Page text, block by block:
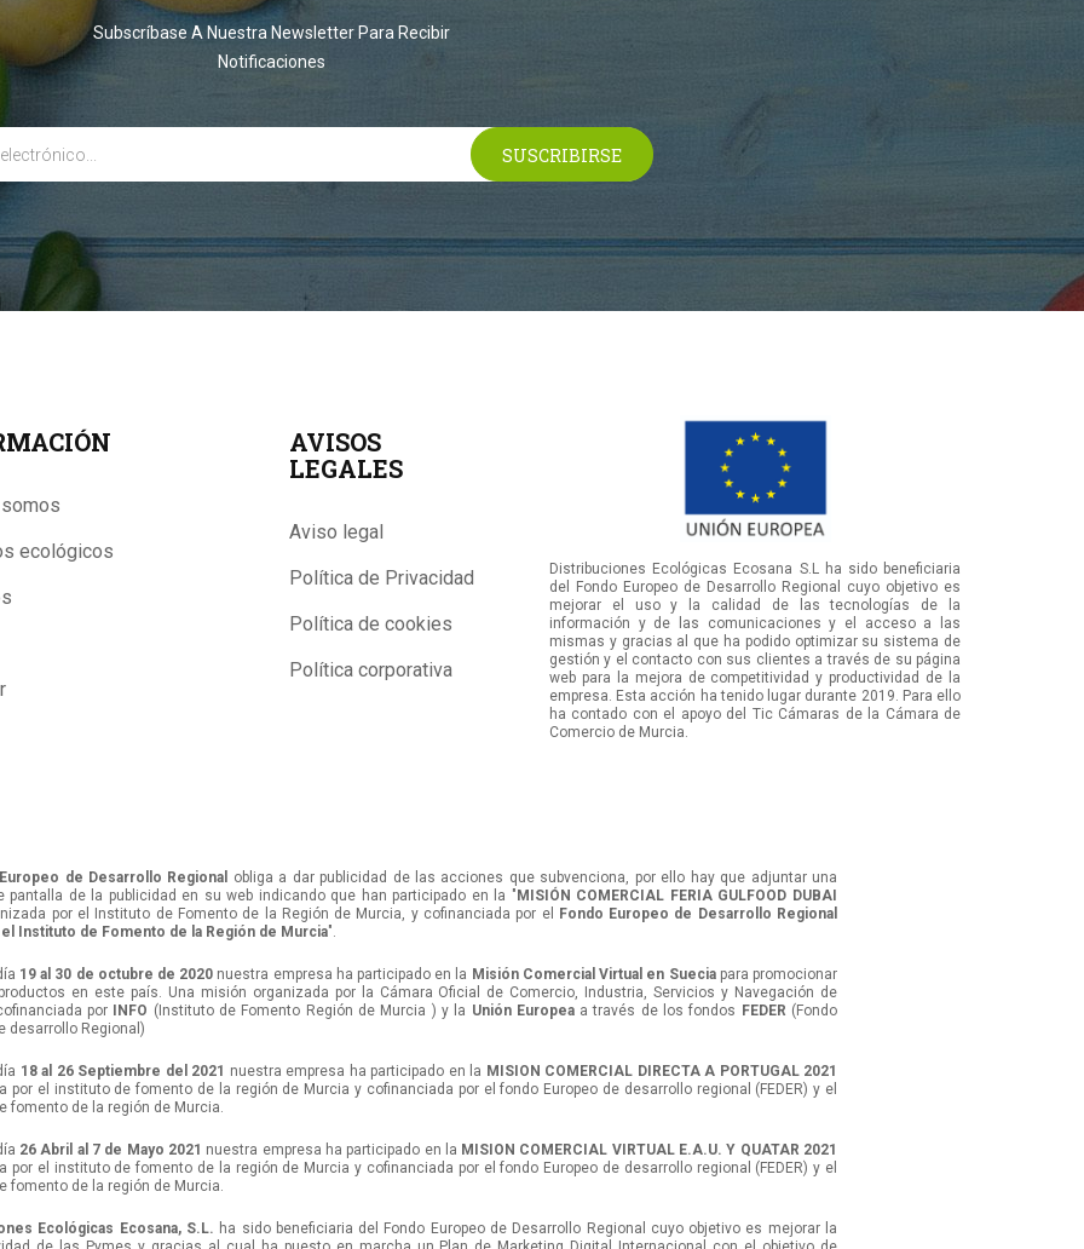
Subscríbase A Nuestra Newsletter Para Recibir
Notificaciones
ecológicos
AVISOS
LEGALES
Aviso legal
Política de Privacidad
Política de cookies
Política corporativa
Distribuciones Ecológicas Ecosana S.L ha sido beneficiaria
del Fondo Europeo de Desarrollo Regional cuyo objetivo es
mejorar el uso y la calidad de las tecnologías de la
información y de las comunicaciones y el acceso a las
mismas y gracias al que ha podido optimizar su sistema de
gestión y el contacto con sus clientes a través de su página
web para la mejora de competitividad y productividad de la
empresa. Esta acción ha tenido lugar durante 2019. Para ello
ha contado con el apoyo del Tic Cámaras de la Cámara de
Comercio de Murcia.
de Desarrollo Regional
obliga a dar publicidad de las acciones que subvenciona, por ello hay que adjuntar una
pantalla de la publicidad en su web indicando que han participado en la "MISIÓN COMERCIAL FERIA GULFOOD DUBAI
por el Instituto de Fomento de la Región de Murcia, y cofinanciada por el Fondo Europeo de Desarrollo Regional
el Instituto de Fomento de la Región de Murcia".
19 al 30 de octubre de 2020 nuestra empresa ha participado en la Misión Comercial Virtual en Sueciapara promocionar
en este país. Una misión organizada por la Cámara Oficial de Comercio, Industria, Servicios y Navegación de
por INFO (Instituto de Fomento Región de Murcia ) y la Unión Europeaa través de los fondos FEDER (Fondo
desarrollo Regional)
18 al 26 Septiembre del 2021 nuestra empresa ha participado en la MISION COMERCIAL DIRECTA A PORTUGAL 2021
por el instituto de fomento de la región de Murcia y cofinanciada por el fondo Europeo de desarrollo regional (FEDER) y el
fomento de la región de Murcia.
26 Abril al 7 de Mayo 2021 nuestra empresa ha participado en la MISION COMERCIAL VIRTUAL E.A.U. Y QUATAR 2021
por el instituto de fomento de la región de Murcia y cofinanciada por el fondo Europeo de desarrollo regional (FEDER) y el
fomento de la región de Murcia.
Ecológicas Ecosana, S.L. ha sido beneficiaria del Fondo Europeo de Desarrollo Regional cuyo objetivo es mejorar la